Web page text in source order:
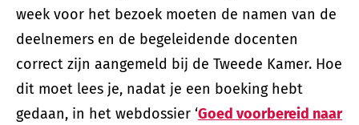
week voor het bezoek moeten de namen van de
deelnemers en de begeleidende docenten
correct zijn aangemeld bij de Tweede Kamer. Hoe
dit moet lees je, nadat je een boeking hebt
gedaan, in het webdossier ‘Goed voorbereid naar